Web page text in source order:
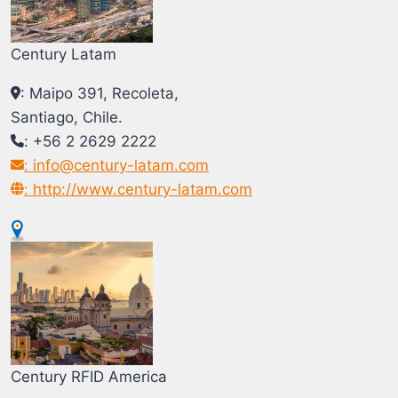
Century Latam
: Maipo 391, Recoleta,
Santiago, Chile.
: +56 2 2629 2222
: info@century-latam.com
: http://www.century-latam.com
Century RFID America